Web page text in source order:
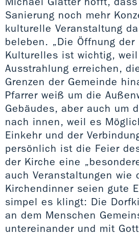
Sanierung noch mehr
kulturelle Veranstaltung
beleben. „Die Öffnung
Kulturelles ist wichtig,
Ausstrahlung erreichen,
Grenzen der Gemeinde
Pfarrer weiß um die
Gebäudes, aber auch um
nach innen, weil es
Einkehr und der
persönlich ist die Feier
der Kirche eine
auch Veranstaltungen wie
Kirchendinner seien gute
simpel es klingt: Die
an dem Menschen
untereinander und mit